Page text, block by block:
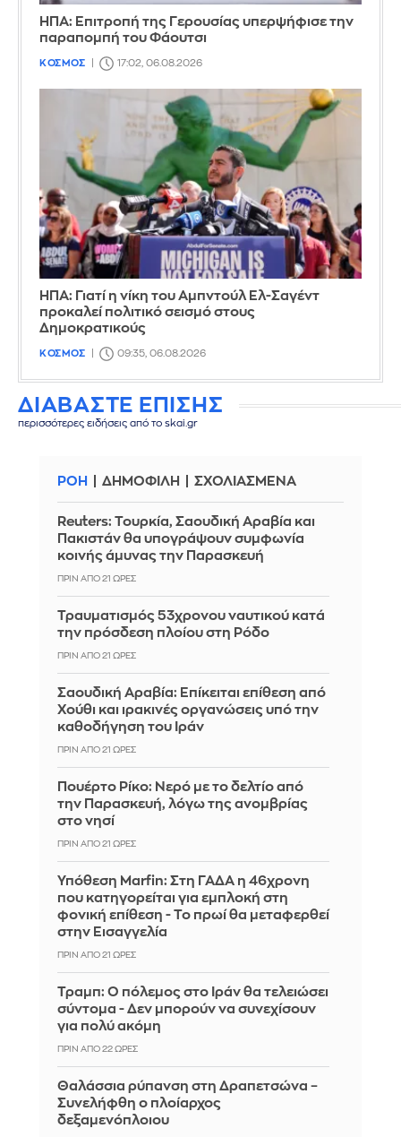
ΗΠΑ: Επιτροπή της Γερουσίας υπερψήφισε την
παραπομπή του Φάουτσι
ΚΟΣΜΟΣ 17:02, 06.08.2026
ΗΠΑ: Γιατί η νίκη του Αμπντούλ Ελ-Σαγέντ
προκαλεί πολιτικό σεισμό στους
Δημοκρατικούς
ΚΟΣΜΟΣ 09:35, 06.08.2026
ΔΙΑΒΑΣΤΕ ΕΠΙΣΗΣ
περισσότερες ειδήσεις από το skai.gr
ΡΟΗ ΔΗΜΟΦΙΛΗ ΣΧΟΛΙΑΣΜΕΝΑ
Reuters: Τουρκία, Σαουδική Αραβία και
Πακιστάν θα υπογράψουν συμφωνία
κοινής άμυνας την Παρασκευή
ΠΡΙΝ ΑΠΌ 21 ΏΡΕΣ
Τραυματισμός 53χρονου ναυτικού κατά
την πρόσδεση πλοίου στη Ρόδο
ΠΡΙΝ ΑΠΌ 21 ΏΡΕΣ
Σαουδική Αραβία: Επίκειται επίθεση από
Χούθι και ιρακινές οργανώσεις υπό την
καθοδήγηση του Ιράν
ΠΡΙΝ ΑΠΌ 21 ΏΡΕΣ
Πουέρτο Ρίκο: Νερό με το δελτίο από
την Παρασκευή, λόγω της ανομβρίας
στο νησί
ΠΡΙΝ ΑΠΌ 21 ΏΡΕΣ
Υπόθεση Marfin: Στη ΓΑΔΑ η 46χρονη
που κατηγορείται για εμπλοκή στη
φονική επίθεση - Το πρωί θα μεταφερθεί
στην Εισαγγελία
ΠΡΙΝ ΑΠΌ 21 ΏΡΕΣ
Τραμπ: Ο πόλεμος στο Ιράν θα τελειώσει
σύντομα - Δεν μπορούν να συνεχίσουν
για πολύ ακόμη
ΠΡΙΝ ΑΠΌ 22 ΏΡΕΣ
Θαλάσσια ρύπανση στη Δραπετσώνα –
Συνελήφθη ο πλοίαρχος
δεξαμενόπλοιου